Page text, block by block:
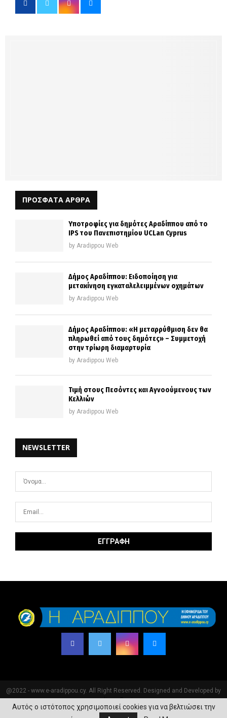
ΠΡΟΣΦΑΤΑ ΑΡΘΡΑ
Υποτροφίες για δημότες Αραδίππου από το
IPS του Πανεπιστημίου UCLan Cyprus
by Aradippou Web
Δήμος Αραδίππου: Ειδοποίηση για
μετακίνηση εγκαταλελειμμένων οχημάτων
by Aradippou Web
Δήμος Αραδίππου: «Η μεταρρύθμιση δεν θα
πληρωθεί από τους δημότες» – Συμμετοχή
στην τρίωρη διαμαρτυρία
by Aradippou Web
Τιμή στους Πεσόντες και Αγνοούμενους των
Κελλιών
by Aradippou Web
NEWSLETTER
@2022 - www.e-aradippou.cy. All Right Reserved. Designed and Developed by
e-aradippouDesign
Αυτός ο ιστότοπος χρησιμοποιεί cookies για να βελτιώσει την